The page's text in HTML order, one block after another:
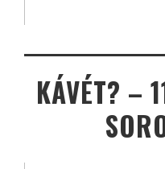
KÁVÉT? –